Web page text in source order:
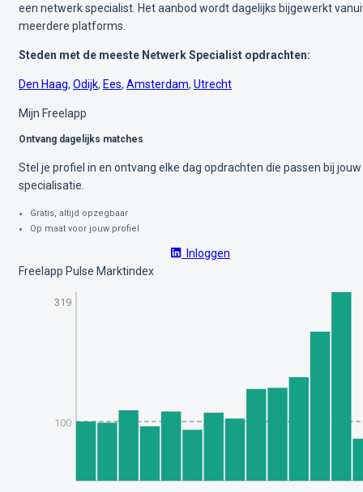
een netwerk specialist. Het aanbod wordt dagelijks bijgewerkt
meerdere platforms.
Steden met de meeste Netwerk Specialist opdrachten:
Den Haag, Odijk, Ees, Amsterdam, Utrecht
Mijn Freelapp
Ontvang dagelijks matches
Stel je profiel in en ontvang elke dag opdrachten die passen bij jouw
specialisatie.
Gratis, altijd opzegbaar
Op maat voor jouw profiel
Inloggen
Freelapp Pulse Marktindex
319
100